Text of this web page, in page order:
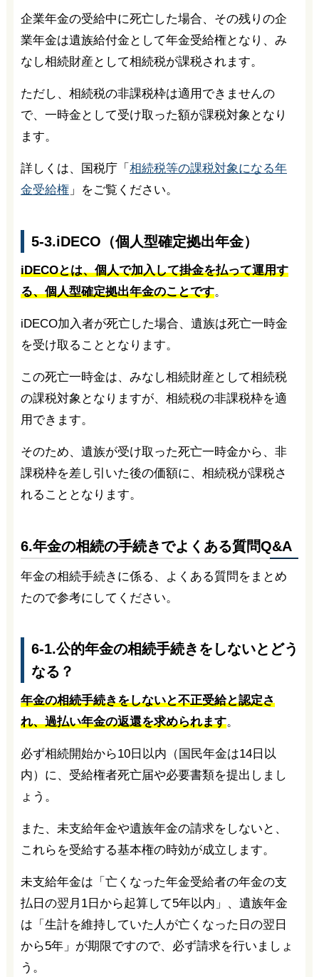
企業年金の受給中に死亡した場合、その残りの企
業年金は遺族給付金として年金受給権となり、み
なし相続財産として相続税が課税されます。
ただし、相続税の非課税枠は適用できませんの
で、一時金として受け取った額が課税対象となり
ます。
詳しくは、国税庁「 相続税等の課税対象になる年
金受給権」をご覧ください。
5-3.iDECO（個人型確定拠出年金）
iDECOとは、個人で加入して掛金を払って運用す
る、個人型確定拠出年金のことです。
iDECO加入者が死亡した場合、遺族は死亡一時金
を受け取ることとなります。
この死亡一時金は、みなし相続財産として相続税
の課税対象となりますが、相続税の非課税枠を適
用できます。
そのため、遺族が受け取った死亡一時金から、非
課税枠を差し引いた後の価額に、相続税が課税さ
れることとなります。
6.年金の相続の手続きでよくある質問Q&A
年金の相続手続きに係る、よくある質問をまとめ
たので参考にしてください。
6-1.公的年金の相続手続きをしないとどう
なる？
年金の相続手続きをしないと不正受給と認定さ
れ、過払い年金の返還を求められます。
必ず相続開始から10日以内（国民年金は14日以
内）に、受給権者死亡届や必要書類を提出しまし
ょう。
また、未支給年金や遺族年金の請求をしないと、
これらを受給する基本権の時効が成立します。
未支給年金は「亡くなった年金受給者の年金の支
払日の翌月1日から起算して5年以内」、遺族年金
は「生計を維持していた人が亡くなった日の翌日
から5年」が期限ですので、必ず請求を行いましょ
う。